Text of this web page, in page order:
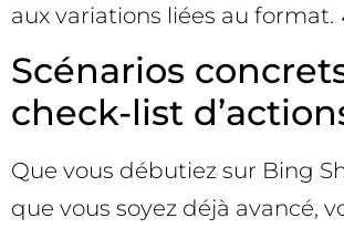
aux variations liées au format.
Scénarios
check-list
Que vous débutiez sur Bing
que vous soyez déjà avancé,